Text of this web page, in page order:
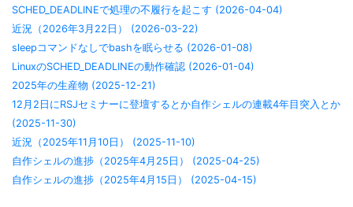
SCHED_DEADLINEで処理の不履行を起こす (2026-04-04)
近況（2026年3月22日） (2026-03-22)
sleepコマンドなしでbashを眠らせる (2026-01-08)
LinuxのSCHED_DEADLINEの動作確認 (2026-01-04)
2025年の生産物 (2025-12-21)
12月2日にRSJセミナーに登壇するとか自作シェルの連載4年目突入とか
(2025-11-30)
近況（2025年11月10日） (2025-11-10)
自作シェルの進捗（2025年4月25日） (2025-04-25)
自作シェルの進捗（2025年4月15日） (2025-04-15)